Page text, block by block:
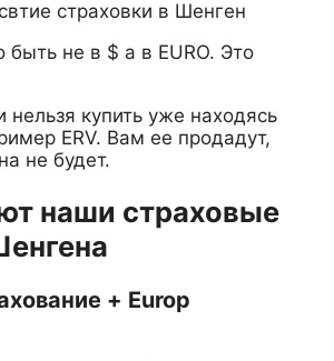
не в $ а в EURO. Это
нельзя купить уже находясь
ERV. Вам ее продадут,
не будет.
наши страховые
+ Europ